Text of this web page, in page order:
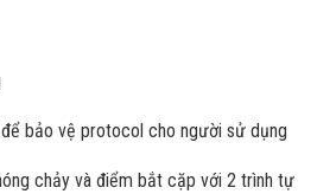
bảo vệ protocol cho người sử dụng
chảy và điểm bắt cặp với 2 trình tự